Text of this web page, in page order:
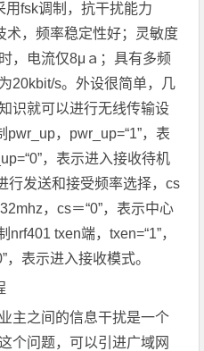
用fsk调制，抗干扰能力
术，频率稳定性好；灵敏度
，电流仅8μａ；具有多频
20kbit/s。外设很简单，几
识就可以进行无线传输设
，pwr_up=“1”，表
，表示进入接收待机
行发送和接受频率选择，cs
，cs＝“0”，表示中心
txen端，txen=“1”，
，表示进入接收模式。
之间的信息干扰是一个
个问题，可以引进广域网